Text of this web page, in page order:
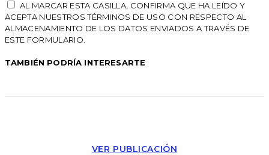
AL MARCAR ESTA CASILLA, CONFIRMA QUE HA LEÍDO Y
ACEPTA NUESTROS TÉRMINOS DE USO CON RESPECTO AL
ALMACENAMIENTO DE LOS DATOS ENVIADOS A TRAVÉS DE
ESTE FORMULARIO.
TAMBIÉN PODRÍA INTERESARTE
VER PUBLICACIÓN